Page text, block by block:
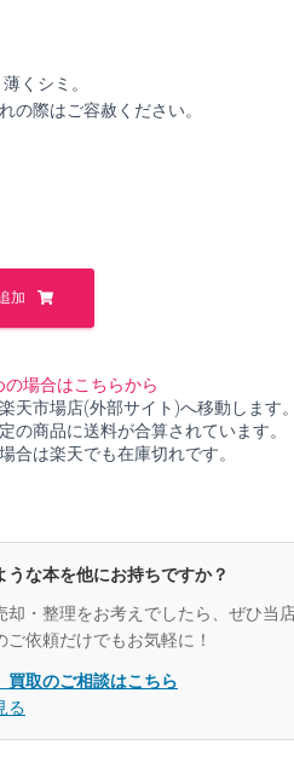
格
は
くシミ。
の際はご容赦ください。
加
場合はこちらから
天市場店(外部サイト)へ移動します。
の商品に送料が合算されています。
合は楽天でも在庫切れです。
うな本を他にお持ちですか？
却・整理をお考えでしたら、ぜひ当
ご依頼だけでもお気軽に！
買取のご相談はこちら
る